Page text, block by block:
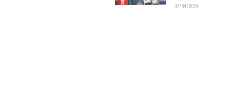
07/04/2024